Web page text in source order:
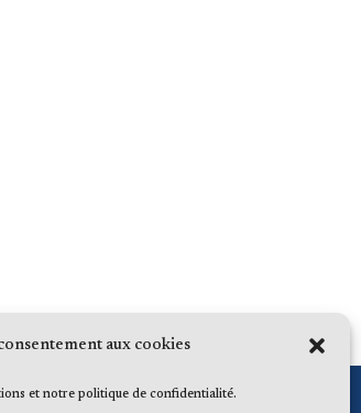
aux cookies
et notre politique de confidentialité.